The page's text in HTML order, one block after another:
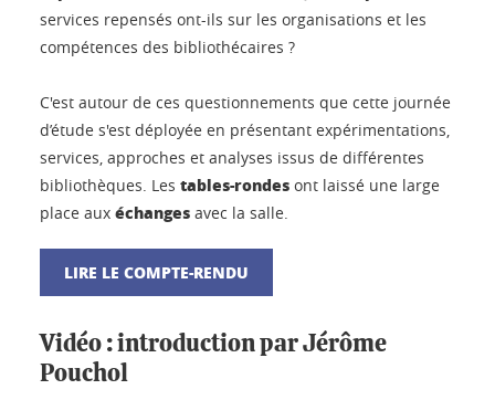
services repensés ont-ils sur les organisations et les
compétences des bibliothécaires ?
C'est autour de ces questionnements que cette journée
d’étude s'est déployée en présentant expérimentations,
services, approches et analyses issus de différentes
bibliothèques. Les tables-rondes ont laissé une large
place aux échanges avec la salle.
LIRE LE COMPTE-RENDU
Vidéo : introduction par Jérôme
Pouchol